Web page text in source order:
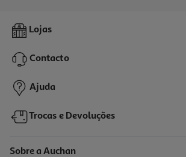
Suporte Telemovel Qilive 600161219 Magnetico
12,99 €
Lojas
Contacto
Ajuda
Trocas e Devoluções
Sobre a Auchan